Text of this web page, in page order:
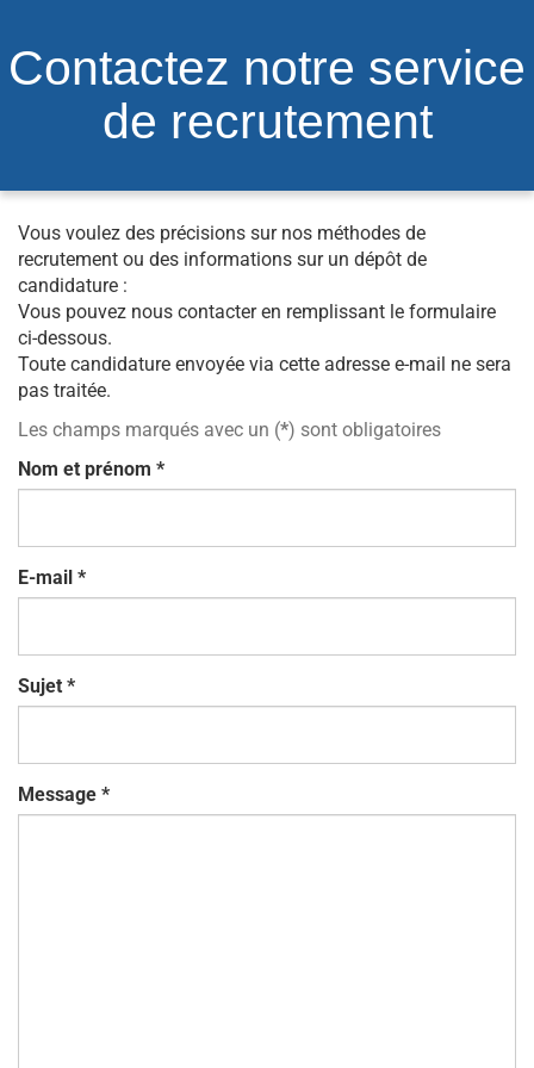
Contactez notre service
de recrutement
Vous voulez des précisions sur nos méthodes de
recrutement ou des informations sur un dépôt de
candidature :
Vous pouvez nous contacter en remplissant le formulaire
ci-dessous.
Toute candidature envoyée via cette adresse e-mail ne sera
pas traitée.
Les champs marqués avec un (*) sont obligatoires
Nom et prénom *
E-mail *
Sujet *
Message *